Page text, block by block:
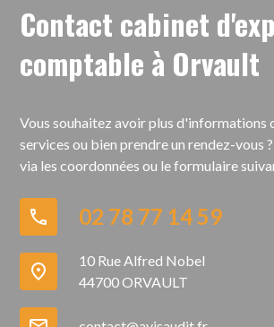
Contact cabinet
comptable à Orvault
Vous souhaitez avoir plus d'informations
services ou bien prendre un rendez-vous
via les coordonnées ou le formulaire
phone 02 78 77 14 59
place
10 Rue Alfred Nobel
44700 ORVAULT